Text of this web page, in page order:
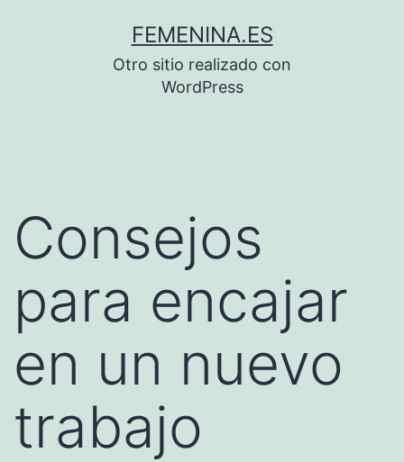
FEMENINA.ES
Otro sitio realizado con
WordPress
Consejos
para encajar
en un nuevo
trabajo